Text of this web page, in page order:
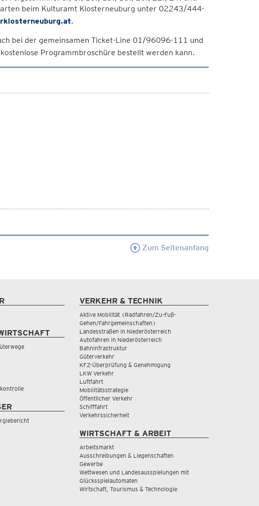
beim Kulturamt Klosterneuburg unter 02243/444-
.
bei der gemeinsamen Ticket-Line 01/96096-111 und
Programmbroschüre bestellt werden kann.
Zum Seitenanfang
VERKEHR & TECHNIK
Aktive Mobilität (Radfahren/Zu-Fuß-
Gehen/Fahrgemeinschaften)
Landesstraßen in Niederösterreich
Autofahren in Niederösterreich
Bahninfrastruktur
Güterverkehr
KFZ-Überprüfung & Genehmigung
LKW Verkehr
Luftfahrt
Mobilitätsstrategie
Öffentlicher Verkehr
Schifffahrt
Verkehrssicherheit
WIRTSCHAFT & ARBEIT
Arbeitsmarkt
Ausschreibungen & Liegenschaften
Gewerbe
Wettwesen und Landesausspielungen mit
Glücksspielautomaten
Wirtschaft, Tourismus & Technologie